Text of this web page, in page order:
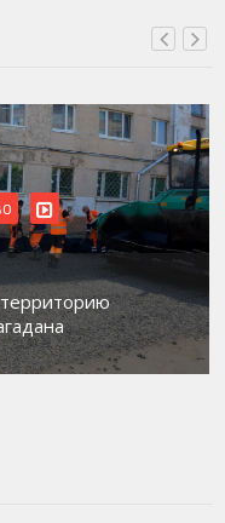
проекту по
из групп